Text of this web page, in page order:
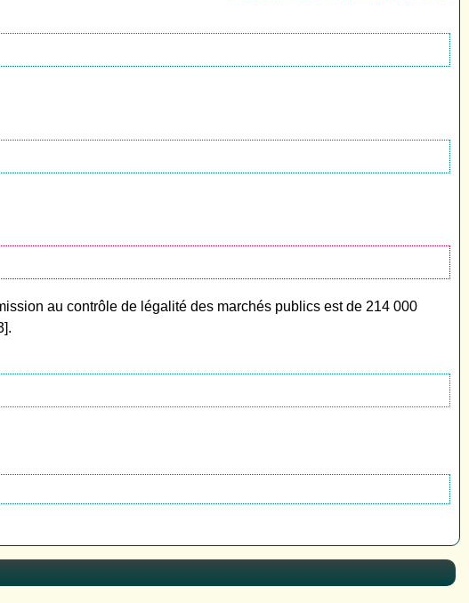
au contrôle de légalité des marchés publics est de 214 000